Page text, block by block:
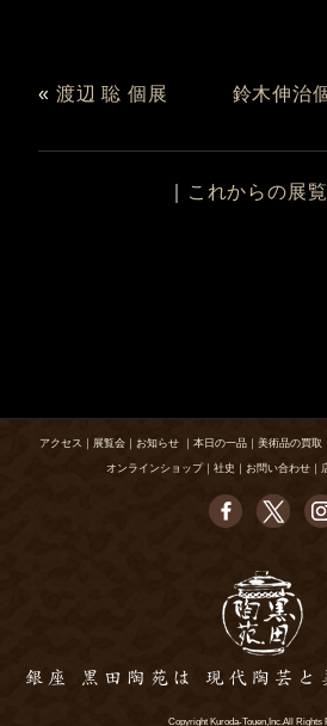
«渡辺 聡 個展 鈴木伸治
これからの展
アクセス ｜ 展覧会 ｜ お知らせ ｜ 本日の一品 ｜ 美術品の買取
オンラインショップ｜ 社史 ｜ お問い合わせ ｜
Copyright Kuroda-Touen,Inc.All Rights